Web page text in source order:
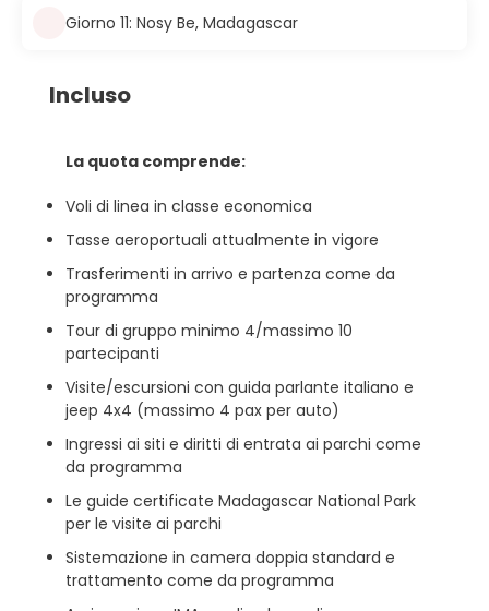
Giorno 11: Nosy Be, Madagascar
Incluso
La quota comprende:
Voli di linea in classe economica
Tasse aeroportuali attualmente in vigore
Trasferimenti in arrivo e partenza come da
programma
Tour di gruppo minimo 4/massimo 10
partecipanti
Visite/escursioni con guida parlante italiano e
jeep 4x4 (massimo 4 pax per auto)
Ingressi ai siti e diritti di entrata ai parchi come
da programma
Le guide certificate Madagascar National Park
per le visite ai parchi
Sistemazione in camera doppia standard e
trattamento come da programma